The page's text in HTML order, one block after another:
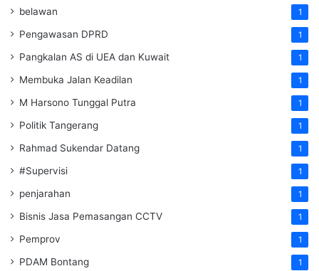
belawan 1
Pengawasan DPRD 1
Pangkalan AS di UEA dan Kuwait 1
Membuka Jalan Keadilan 1
M Harsono Tunggal Putra 1
Politik Tangerang 1
Rahmad Sukendar Datang 1
#Supervisi 1
penjarahan 1
Bisnis Jasa Pemasangan CCTV 1
Pemprov 1
PDAM Bontang 1